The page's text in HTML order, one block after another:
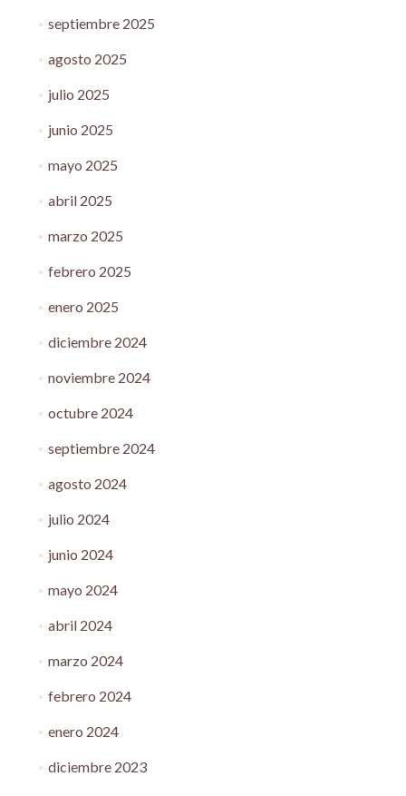
septiembre 2025
agosto 2025
julio 2025
junio 2025
mayo 2025
abril 2025
marzo 2025
febrero 2025
enero 2025
diciembre 2024
noviembre 2024
octubre 2024
septiembre 2024
agosto 2024
julio 2024
junio 2024
mayo 2024
abril 2024
marzo 2024
febrero 2024
enero 2024
diciembre 2023